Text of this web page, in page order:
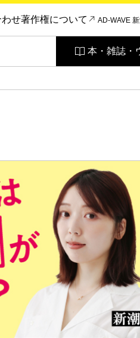
せ著作権について AD-WAVE
本・雑誌・